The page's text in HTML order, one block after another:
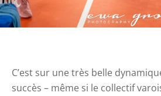
C’est sur une très belle
succès – même si le collectif